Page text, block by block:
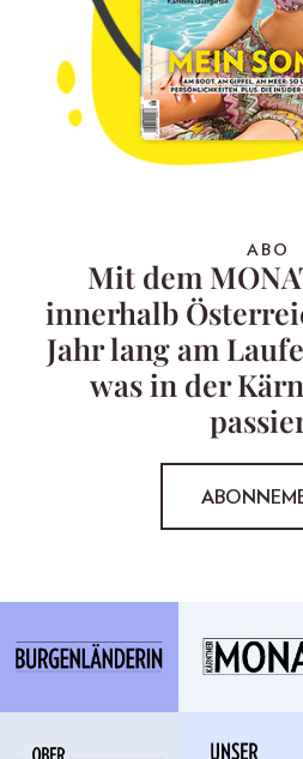
ABO
Mit dem
innerhalb
Jahr lang am
was in der